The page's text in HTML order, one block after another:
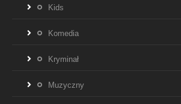
Kids
Komedia
Kryminał
Muzyczny